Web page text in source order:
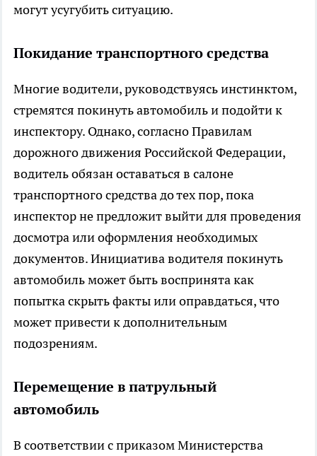
могут усугубить ситуацию.
Покидание транспортного средства
Многие водители, руководствуясь инстинктом,
стремятся покинуть автомобиль и подойти к
инспектору. Однако, согласно Правилам
дорожного движения Российской Федерации,
водитель обязан оставаться в салоне
транспортного средства до тех пор, пока
инспектор не предложит выйти для проведения
досмотра или оформления необходимых
документов. Инициатива водителя покинуть
автомобиль может быть воспринята как
попытка скрыть факты или оправдаться, что
может привести к дополнительным
подозрениям.
Перемещение в патрульный
автомобиль
В соответствии с приказом Министерства